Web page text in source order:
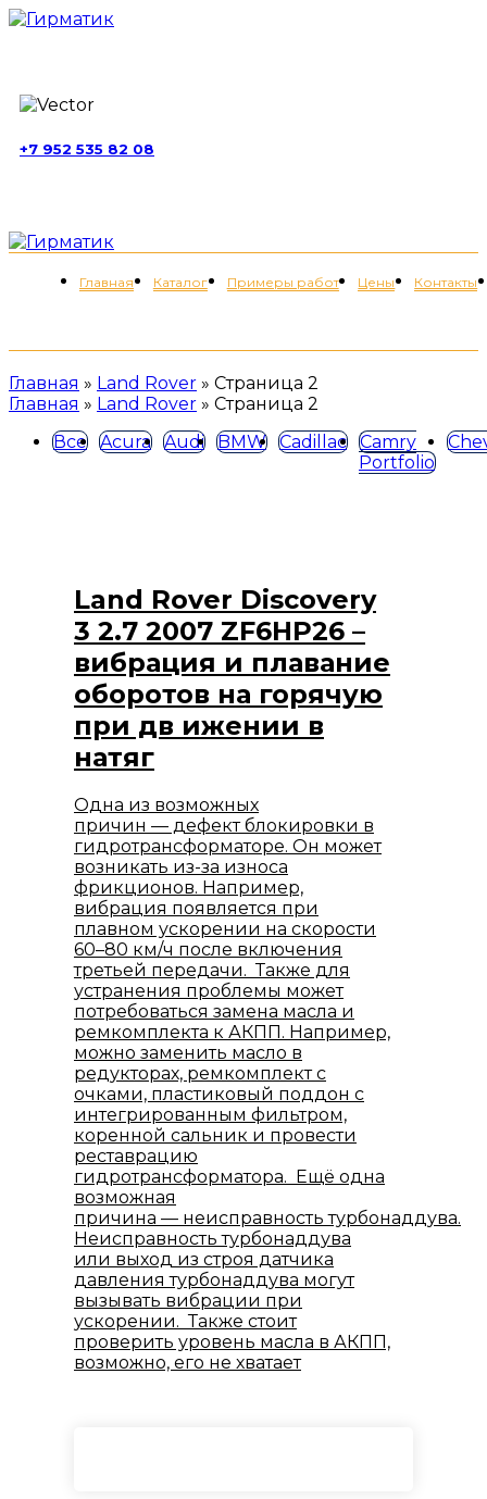
+7 952 535 82 08
Главная Каталог Примеры работ Цены Контакты
Главная » Land Rover » Страница 2
Главная » Land Rover » Страница 2
Все
Acura Audi BMW Cadillac
Camry
Portfolio
Land Rover Discovery
3 2.7 2007 ZF6HP26 –
вибрация и плавание
оборотов на горячую
при дв ижении в
натяг
Одна из возможных
причин — дефект блокировки в
гидротрансформаторе. Он может
возникать из-за износа
фрикционов. Например,
вибрация появляется при
плавном ускорении на скорости
60–80 км/ч после включения
третьей передачи. Также для
устранения проблемы может
потребоваться замена масла и
ремкомплекта к АКПП. Например,
можно заменить масло в
редукторах, ремкомплект с
очками, пластиковый поддон с
интегрированным фильтром,
коренной сальник и провести
реставрацию
гидротрансформатора. Ещё одна
возможная
причина — неисправность турбонаддува.
Неисправность турбонаддува
или выход из строя датчика
давления турбонаддува могут
вызывать вибрации при
ускорении. Также стоит
проверить уровень масла в АКПП,
возможно, его не хватает